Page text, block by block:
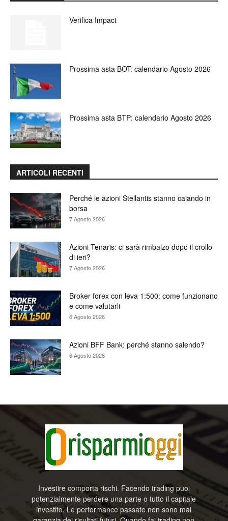
Verifica Impact
Prossima asta BOT: calendario Agosto 2026
Prossima asta BTP: calendario Agosto 2026
ARTICOLI RECENTI
Perché le azioni Stellantis stanno calando in
borsa
7 Agosto 2026
Azioni Tenaris: ci sarà rimbalzo dopo il crollo
di ieri?
7 Agosto 2026
Broker forex con leva 1:500: come funzionano
e come valutarli
6 Agosto 2026
Azioni BFF Bank: perché stanno salendo?
6 Agosto 2026
Investire comporta rischi. Facendo trading puoi
potenzialmente perdere una parte o tutto il capitale
investito. Le performance passate non sono mai